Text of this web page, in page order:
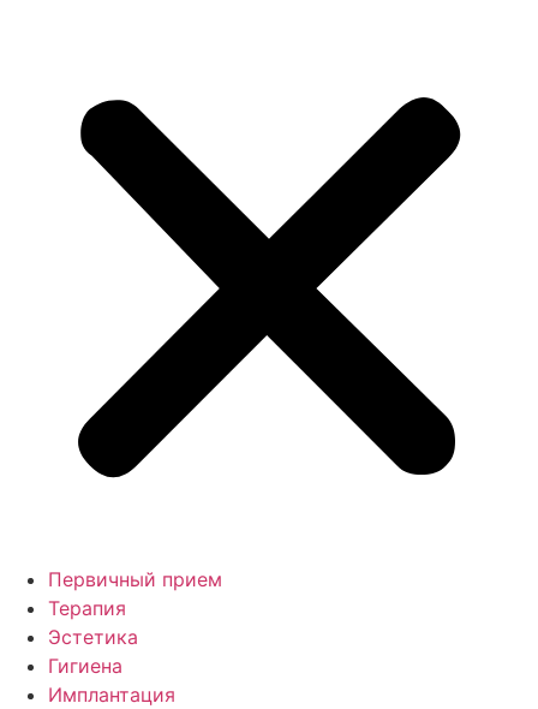
Первичный прием
Терапия
Эстетика
Гигиена
Имплантация